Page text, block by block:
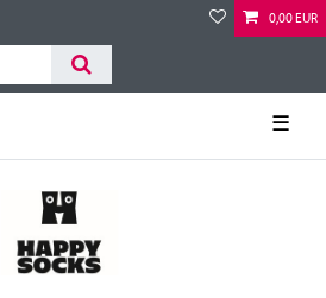
0,00 EUR
☰